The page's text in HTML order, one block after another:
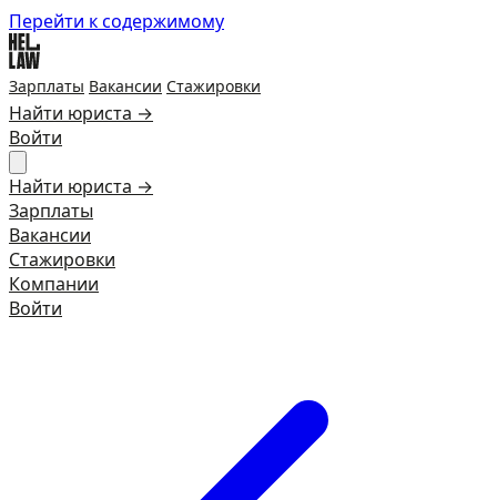
Перейти к содержимому
Зарплаты Вакансии Стажировки
Найти юриста →
Войти
Найти юриста →
Зарплаты
Вакансии
Стажировки
Компании
Войти